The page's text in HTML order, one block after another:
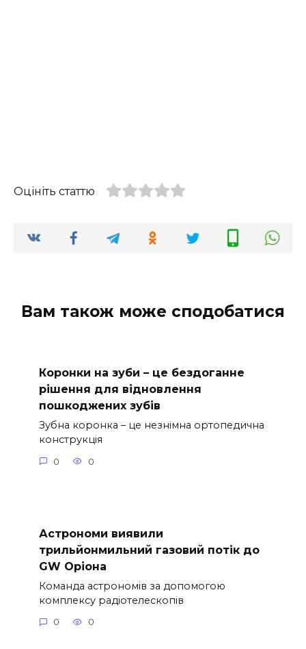
Оцініть статтю
Вам також може сподобатися
Коронки на зуби – це бездоганне
рішення для відновлення
пошкоджених зубів
Зубна коронка – це незнімна ортопедична
конструкція
0 0
Астрономи виявили
трильйонмильний газовий потік до
GW Оріона
Команда астрономів за допомогою
комплексу радіотелескопів
0 0